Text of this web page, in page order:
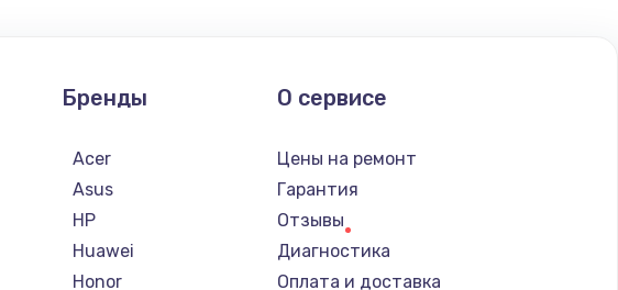
Бренды
Acer
Asus
HP
Huawei
Honor
О сервисе
Цены на ремонт
Гарантия
Отзывы
Диагностика
Оплата и доставка